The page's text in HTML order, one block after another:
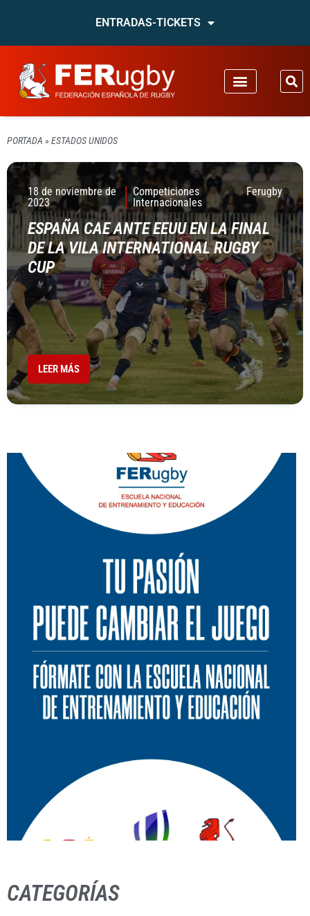
ENTRADAS-TICKETS
PORTADA » ESTADOS UNIDOS
18 de noviembre de
2023
Competiciones
Internacionales
Ferugby
ESPAÑA CAE ANTE EEUU EN LA FINAL
DE LA VILA INTERNATIONAL RUGBY
CUP
LEER MÁS
CATEGORÍAS